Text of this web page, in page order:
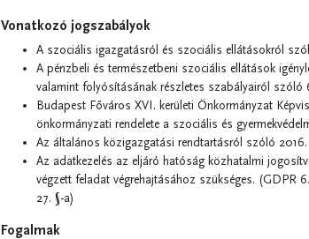
Vonatkozó jogszabályok
A szociális igazgatásról és szociális ellátásokról
A pénzbeli és természetbeni szociális ellátások
valamint folyósításának részletes szabályairól
Budapest Főváros XVI. kerületi Önkormányzat
önkormányzati rendelete a szociális és
Az általános közigazgatási rendtartásról szóló 2016.
Az adatkezelés az eljáró hatóság közhatalmi
végzett feladat végrehajtásához szükséges. (GDPR
27. §-a)
Fogalmak